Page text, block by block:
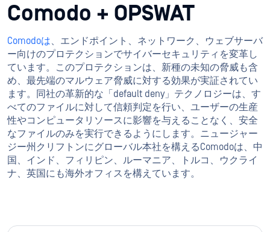
Comodo + OPSWAT
Comodoは、エンドポイント、ネットワーク、ウェブサーバ
ー向けのプロテクションでサイバーセキュリティを変革し
ています。このプロテクションは、新種の未知の脅威も含
め、最先端のマルウェア脅威に対する効果が実証されてい
ます。同社の革新的な「default deny」テクノロジーは、す
べてのファイルに対して信頼判定を行い、ユーザーの生産
性やコンピュータリソースに影響を与えることなく、安全
なファイルのみを実行できるようにします。ニュージャー
ジー州クリフトンにグローバル本社を構えるComodoは、中
国、インド、フィリピン、ルーマニア、トルコ、ウクライ
ナ、英国にも海外オフィスを構えています。